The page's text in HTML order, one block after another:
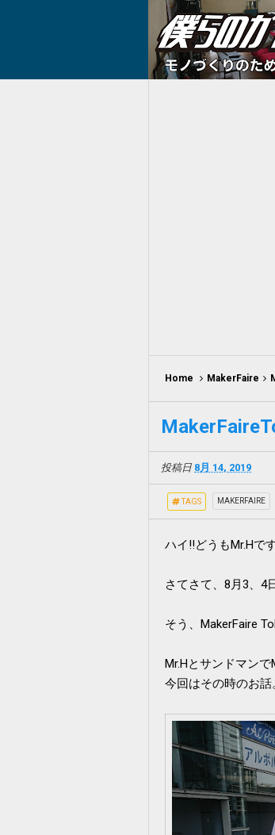
Home MakerFaire
投稿日 8月 14, 2019
TAGS MAKERFAIRE
ハイ‼どうもMr.Hで
さてさて、8月3、4
そう、MakerFaire
Mr.Hとサンドマン
今回はその時のお話